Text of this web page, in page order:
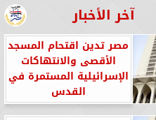
آخر الأخبار
مصر تدين اقتحام المسجد
الأقصى والانتهاكات
الإسرائيلية المستمرة في
القدس